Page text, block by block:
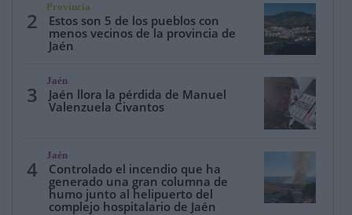
2
Provincia
Estos son 5 de los pueblos con
menos vecinos de la provincia de
Jaén
3
Jaén
Jaén llora la pérdida de Manuel
Valenzuela Civantos
4
Jaén
Controlado el incendio que ha
generado una gran columna de
humo junto al helipuerto del
complejo hospitalario de Jaén